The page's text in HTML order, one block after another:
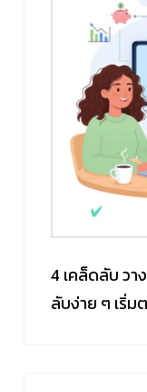
4 เคล็ดลับ วา
ลับง่าย ๆ เริ่ม